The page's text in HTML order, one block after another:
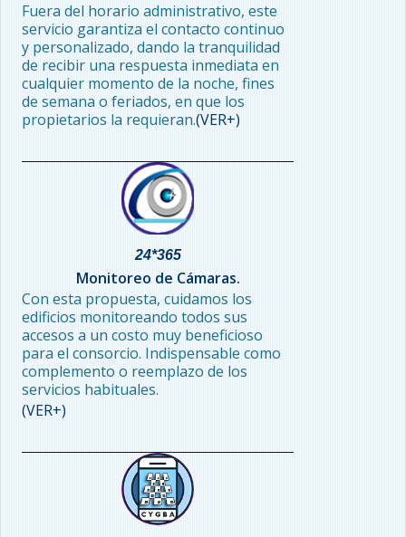
Fuera del horario administrativo, este
servicio garantiza el contacto continuo
y personalizado, dando la tranquilidad
de recibir una respuesta inmediata en
cualquier momento de la noche, fines
de semana o feriados, en que los
propietarios la requieran.(VER+)
24*365
Monitoreo de Cámaras.
Con esta propuesta, cuidamos los
edificios monitoreando todos sus
accesos a un costo muy beneficioso
para el consorcio. Indispensable como
complemento o reemplazo de los
servicios habituales.
(VER+)